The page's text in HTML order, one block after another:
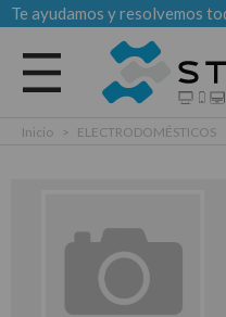
Te ayudamos y resolvemos
Todas las categorias
Inicio > ELECTRODOMÉSTICOS